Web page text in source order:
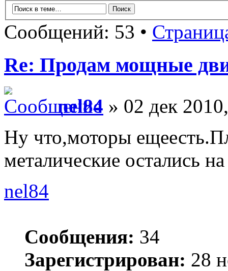
Сообщений: 53 •
Re: Продам мощные
nel84 » 02 дек
Ну что,моторы
металические остались
nel84
Сообщения: 34
Зарегистрирован: 28